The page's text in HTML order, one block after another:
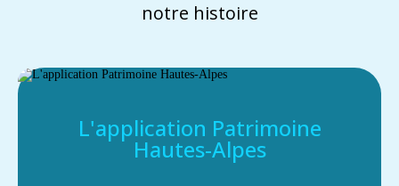
notre histoire
L'application Patrimoine
Hautes-Alpes